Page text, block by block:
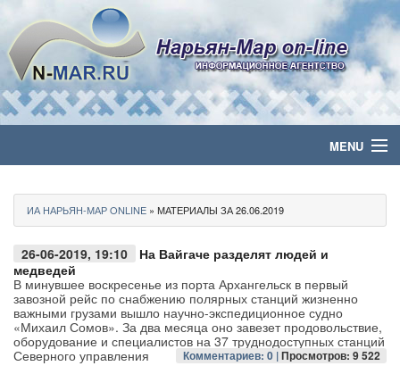
MENU
Политика
Бизнес
Общество
Культура
ИА НАРЬЯН-МАР ONLINE » МАТЕРИАЛЫ ЗА 26.06.2019
26-06-2019, 19:10
На Вайгаче разделят людей и
медведей
В минувшее воскресенье из порта Архангельск в первый
завозной рейс по снабжению полярных станций жизненно
важными грузами вышло научно-экспедиционное судно
«Михаил Сомов». За два месяца оно завезет продовольствие,
оборудование и специалистов на 37 труднодоступных станций
Северного управления
Комментариев: 0 |Просмотров: 9 522